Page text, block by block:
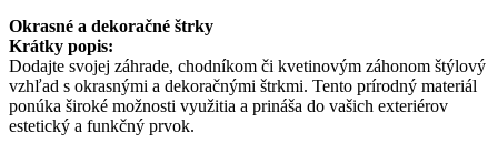
Okrasné a dekoračné štrky
Krátky popis:
Dodajte svojej záhrade, chodníkom či kvetinovým záhonom štýlový
vzhľad s okrasnými a dekoračnými štrkmi. Tento prírodný materiál
ponúka široké možnosti využitia a prináša do vašich exteriérov
estetický a funkčný prvok.